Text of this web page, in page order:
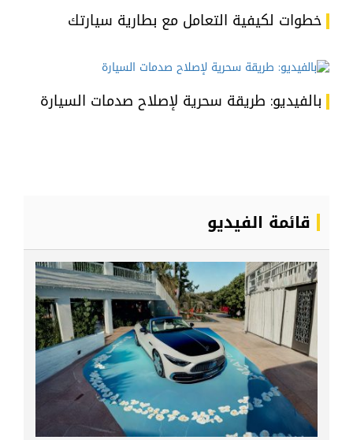
خطوات لكيفية التعامل مع بطارية سيارتك
بالفيديو: طريقة سحرية لإصلاح صدمات السيارة
قائمة الفيديو